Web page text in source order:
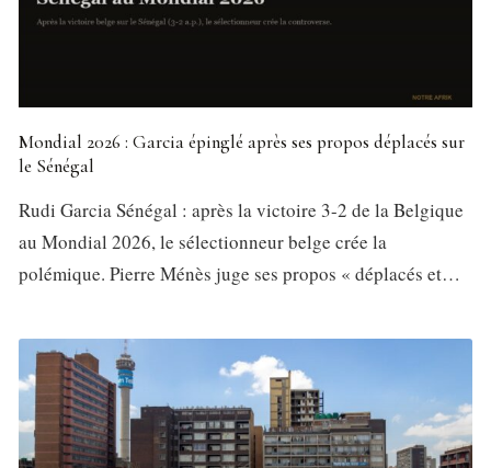
Mondial 2026 : Garcia épinglé après ses propos déplacés sur
le Sénégal
Rudi Garcia Sénégal : après la victoire 3-2 de la Belgique
au Mondial 2026, le sélectionneur belge crée la
polémique. Pierre Ménès juge ses propos « déplacés et…